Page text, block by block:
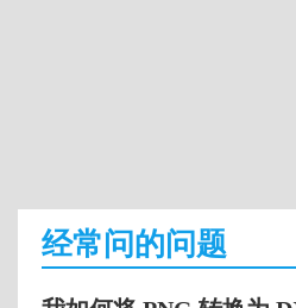
经常问的问题